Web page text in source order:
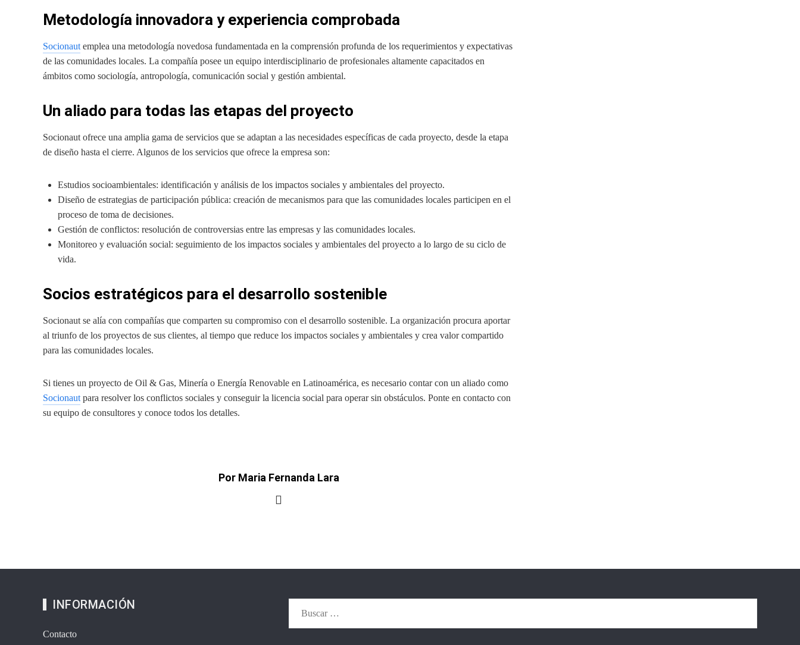
Metodología innovadora y experiencia comprobada
Socionaut emplea una metodología novedosa fundamentada en la comprensión profunda de los requerimientos y expectativas
de las comunidades locales. La compañía posee un equipo interdisciplinario de profesionales altamente capacitados en
ámbitos como sociología, antropología, comunicación social y gestión ambiental.
Un aliado para todas las etapas del proyecto
Socionaut ofrece una amplia gama de servicios que se adaptan a las necesidades específicas de cada proyecto, desde la etapa
de diseño hasta el cierre. Algunos de los servicios que ofrece la empresa son:
Estudios socioambientales: identificación y análisis de los impactos sociales y ambientales del proyecto.
Diseño de estrategias de participación pública: creación de mecanismos para que las comunidades locales participen en el
proceso de toma de decisiones.
Gestión de conflictos: resolución de controversias entre las empresas y las comunidades locales.
Monitoreo y evaluación social: seguimiento de los impactos sociales y ambientales del proyecto a lo largo de su ciclo de
vida.
Socios estratégicos para el desarrollo sostenible
Socionaut se alía con compañías que comparten su compromiso con el desarrollo sostenible. La organización procura aportar
al triunfo de los proyectos de sus clientes, al tiempo que reduce los impactos sociales y ambientales y crea valor compartido
para las comunidades locales.
Si tienes un proyecto de Oil & Gas, Minería o Energía Renovable en Latinoamérica, es necesario contar con un aliado como
Socionaut para resolver los conflictos sociales y conseguir la licencia social para operar sin obstáculos. Ponte en contacto con
su equipo de consultores y conoce todos los detalles.
Por Maria Fernanda Lara
INFORMACIÓN
Contacto